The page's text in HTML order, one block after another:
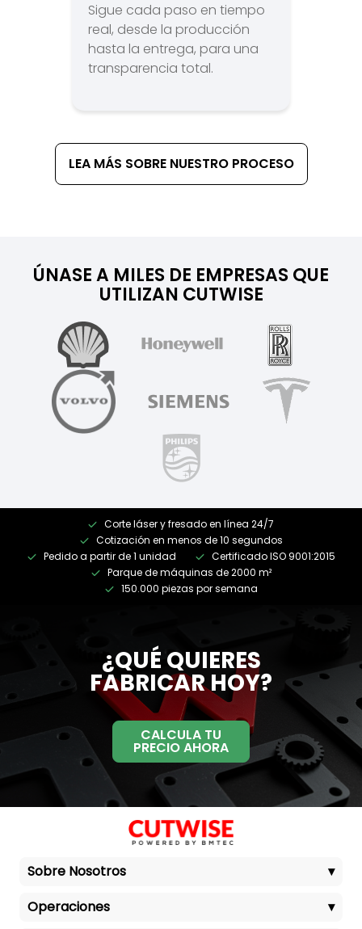
Sigue cada paso en tiempo
real, desde la producción
hasta la entrega, para una
transparencia total.
LEA MÁS SOBRE NUESTRO PROCESO
ÚNASE A MILES DE EMPRESAS QUE
UTILIZAN CUTWISE
Corte láser y fresado en línea 24/7
Cotización en menos de 10 segundos
Pedido a partir de 1 unidad
Certificado ISO 9001:2015
Parque de máquinas de 2000 m²
150.000 piezas por semana
¿QUÉ QUIERES
FABRICAR HOY?
CALCULA TU
PRECIO AHORA
Sobre Nosotros
▾
Operaciones
▾